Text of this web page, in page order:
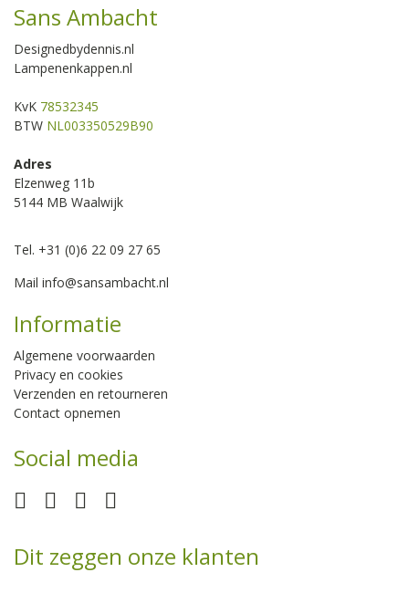
Sans Ambacht
Designedbydennis.nl
Lampenenkappen.nl
KvK 78532345
BTW NL003350529B90
Adres
Elzenweg 11b
5144 MB Waalwijk
Tel. +31 (0)6 22 09 27 65
Mail info@sansambacht.nl
Informatie
Algemene voorwaarden
Privacy en cookies
Verzenden en retourneren
Contact opnemen
Social media
Dit zeggen onze klanten